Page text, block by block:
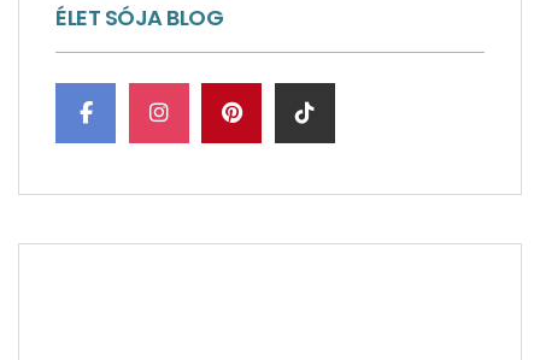
ÉLET SÓJA BLOG